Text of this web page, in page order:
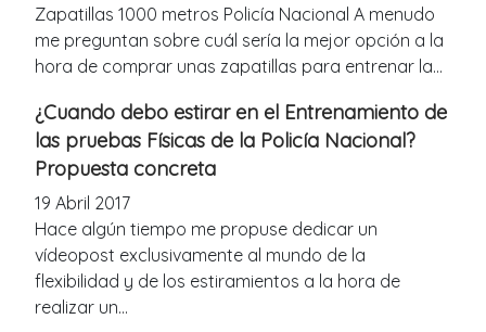
Zapatillas 1000 metros Policía Nacional A menudo
me preguntan sobre cuál sería la mejor opción a la
hora de comprar unas zapatillas para entrenar la...
¿Cuando debo estirar en el Entrenamiento de
las pruebas Físicas de la Policía Nacional?
Propuesta concreta
19 Abril 2017
Hace algún tiempo me propuse dedicar un
vídeopost exclusivamente al mundo de la
flexibilidad y de los estiramientos a la hora de
realizar un...